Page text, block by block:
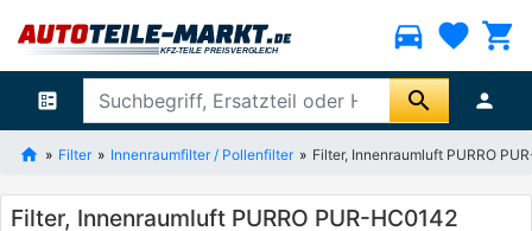
directions_car favorite shopping_cart
ballot search person
Filter Innenraumfilter / Pollenfilter Filter, Innenraumluft PURRO
Filter, Innenraumluft PURRO PUR-HC0142